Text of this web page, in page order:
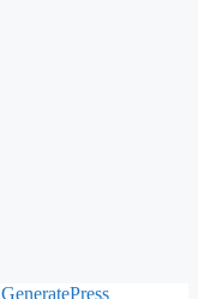
GeneratePress